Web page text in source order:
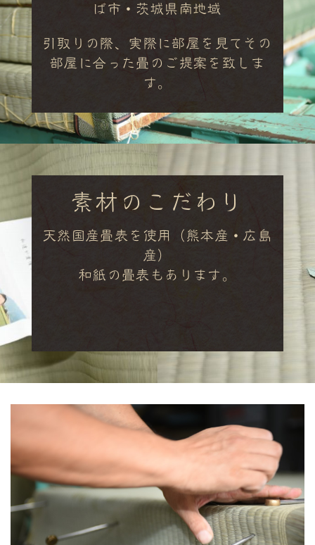
ば市・茨城県南地域
引取りの際、実際に部屋を見てその
部屋に合った畳のご提案を致しま
す。
素材のこだわり
天然国産畳表を使用（熊本産・広島
産）
和紙の畳表もあります。